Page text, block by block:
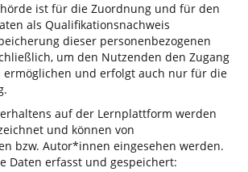
ist für die Zuordnung und für den
als Qualifikationsnachweis
dieser personenbezogenen
um den Nutzenden den Zugang
ermöglichen und erfolgt auch nur für die
auf der Lernplattform werden
und können von
bzw. Autor*innen eingesehen werden.
Daten erfasst und gespeichert: